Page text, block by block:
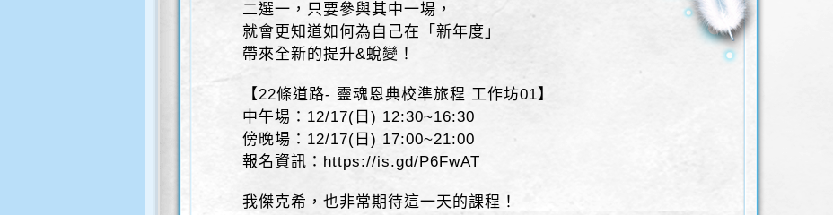
二選一，只要參與其中一場，
就會更知道如何為自己在「新年度」
帶來全新的提升&蛻變！
【22條道路- 靈魂恩典校準旅程 工作坊01】
中午場：12/17(日) 12:30~16:30
傍晚場：12/17(日) 17:00~21:00
報名資訊：https://is.gd/P6FwAT
我傑克希，也非常期待這一天的課程！